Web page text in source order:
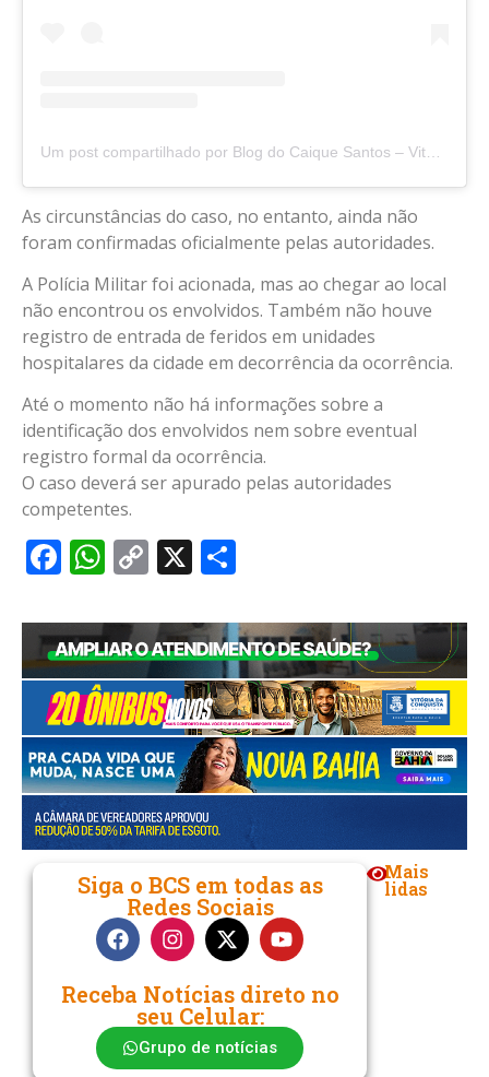
Um post compartilhado por Blog do Caique Santos – Vitória da Conquista, BA
As circunstâncias do caso, no entanto, ainda não
foram confirmadas oficialmente pelas autoridades.
A Polícia Militar foi acionada, mas ao chegar ao local
não encontrou os envolvidos. Também não houve
registro de entrada de feridos em unidades
hospitalares da cidade em decorrência da ocorrência.
Até o momento não há informações sobre a
identificação dos envolvidos nem sobre eventual
registro formal da ocorrência.
O caso deverá ser apurado pelas autoridades
competentes.
Facebook
WhatsApp
Copy
X
Siga o BCS em todas as
Redes Sociais
Receba Notícias direto no
seu Celular:
Grupo de notícias
Mais
lidas